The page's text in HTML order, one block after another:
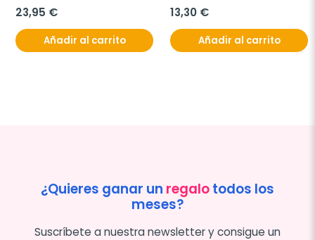
23,95 €
Añadir al carrito
13,30 €
Añadir al carrito
¿Quieres ganar un regalotodos los
meses?
Suscríbete a nuestra newsletter y consigue un